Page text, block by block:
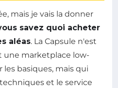
mais je vais la donner
savez quoi acheter
aléas. La Capsule n'est
une marketplace low-
basiques, mais qui
et le service